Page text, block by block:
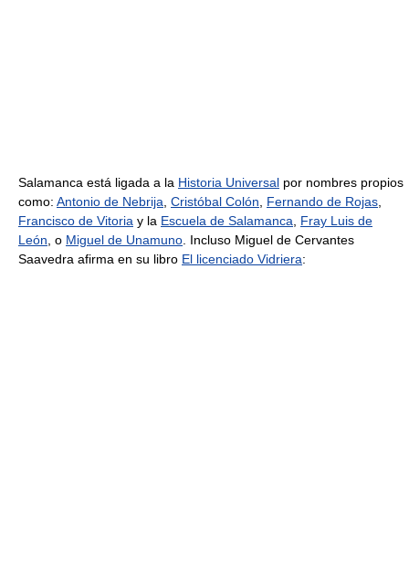
Salamanca está ligada a la Historia Universal por nombres propios
como: Antonio de Nebrija Cristóbal Colón Fernando de Rojas
Francisco de Vitoria y la Escuela de Salamanca
Fray Luis de
León , o Miguel de Unamuno . Incluso Miguel de Cervantes
Saavedra afirma en su libro El licenciado Vidriera: